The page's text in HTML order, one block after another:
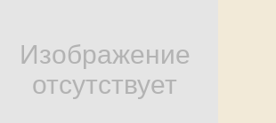
Изображение
отсутствует